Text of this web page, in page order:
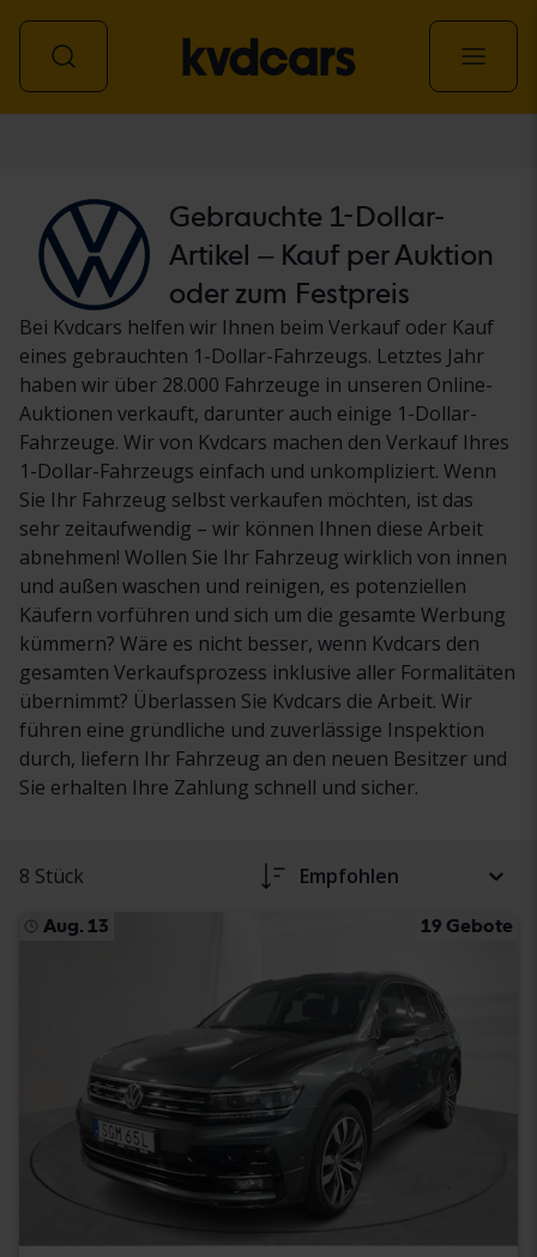
Gebrauchte 1-Dollar-
Artikel – Kauf per Auktion
oder zum Festpreis
Bei Kvdcars helfen wir Ihnen beim Verkauf oder Kauf
eines gebrauchten 1-Dollar-Fahrzeugs. Letztes Jahr
haben wir über 28.000 Fahrzeuge in unseren Online-
Auktionen verkauft, darunter auch einige 1-Dollar-
Fahrzeuge. Wir von Kvdcars machen den Verkauf Ihres
1-Dollar-Fahrzeugs einfach und unkompliziert. Wenn
Sie Ihr Fahrzeug selbst verkaufen möchten, ist das
sehr zeitaufwendig – wir können Ihnen diese Arbeit
abnehmen! Wollen Sie Ihr Fahrzeug wirklich von innen
und außen waschen und reinigen, es potenziellen
Käufern vorführen und sich um die gesamte Werbung
kümmern? Wäre es nicht besser, wenn Kvdcars den
gesamten Verkaufsprozess inklusive aller Formalitäten
übernimmt? Überlassen Sie Kvdcars die Arbeit. Wir
führen eine gründliche und zuverlässige Inspektion
durch, liefern Ihr Fahrzeug an den neuen Besitzer und
Sie erhalten Ihre Zahlung schnell und sicher.
8 Stück Empfohlen
Aug. 13 19 Gebote